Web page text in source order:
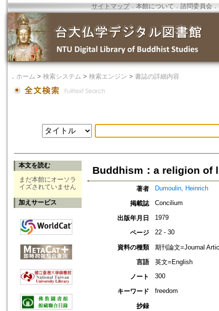
サイトマップ．本館について ． 諮問委員会 ．
． ホーム > 検索システム > 検索エンジン > 書誌の詳細内容
本文を読む
まだ本館にオーソラ
イズされていません
加えサービス
Buddhism：a religion of
著者 Dumoulin, Heinrich
掲載誌 Concilium
出版年月日 1979
ページ 22 - 30
資料の種類
期刊論文=Journal
言語
英文=English
ノート
300
キーワード freedom
抄録